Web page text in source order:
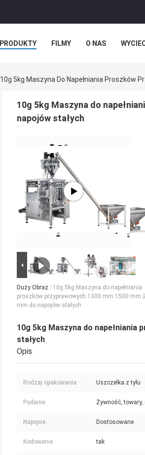
PRODUKTY FILMY O NAS
10g 5kg Maszyna Do Napełniania Proszków
10g 5kg Maszyna do
napojów stałych
Duży Obraz : 10g 5kg Maszyna do napełniania
proszków przyprawowych 1300 mm 1500 mm
mm do napojów stałych
10g 5kg Maszyna do napełniania
stałych
Opis
Rodzaj opakowania: Uszczelka z tyłu
Podanie: Żywność, towary,
Napięcie: Dostosowane
Kodowanie: tak